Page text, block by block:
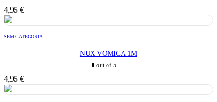
4,95 €
SEM CATEGORIA
NUX VOMICA 1M
0 out of 5
4,95 €